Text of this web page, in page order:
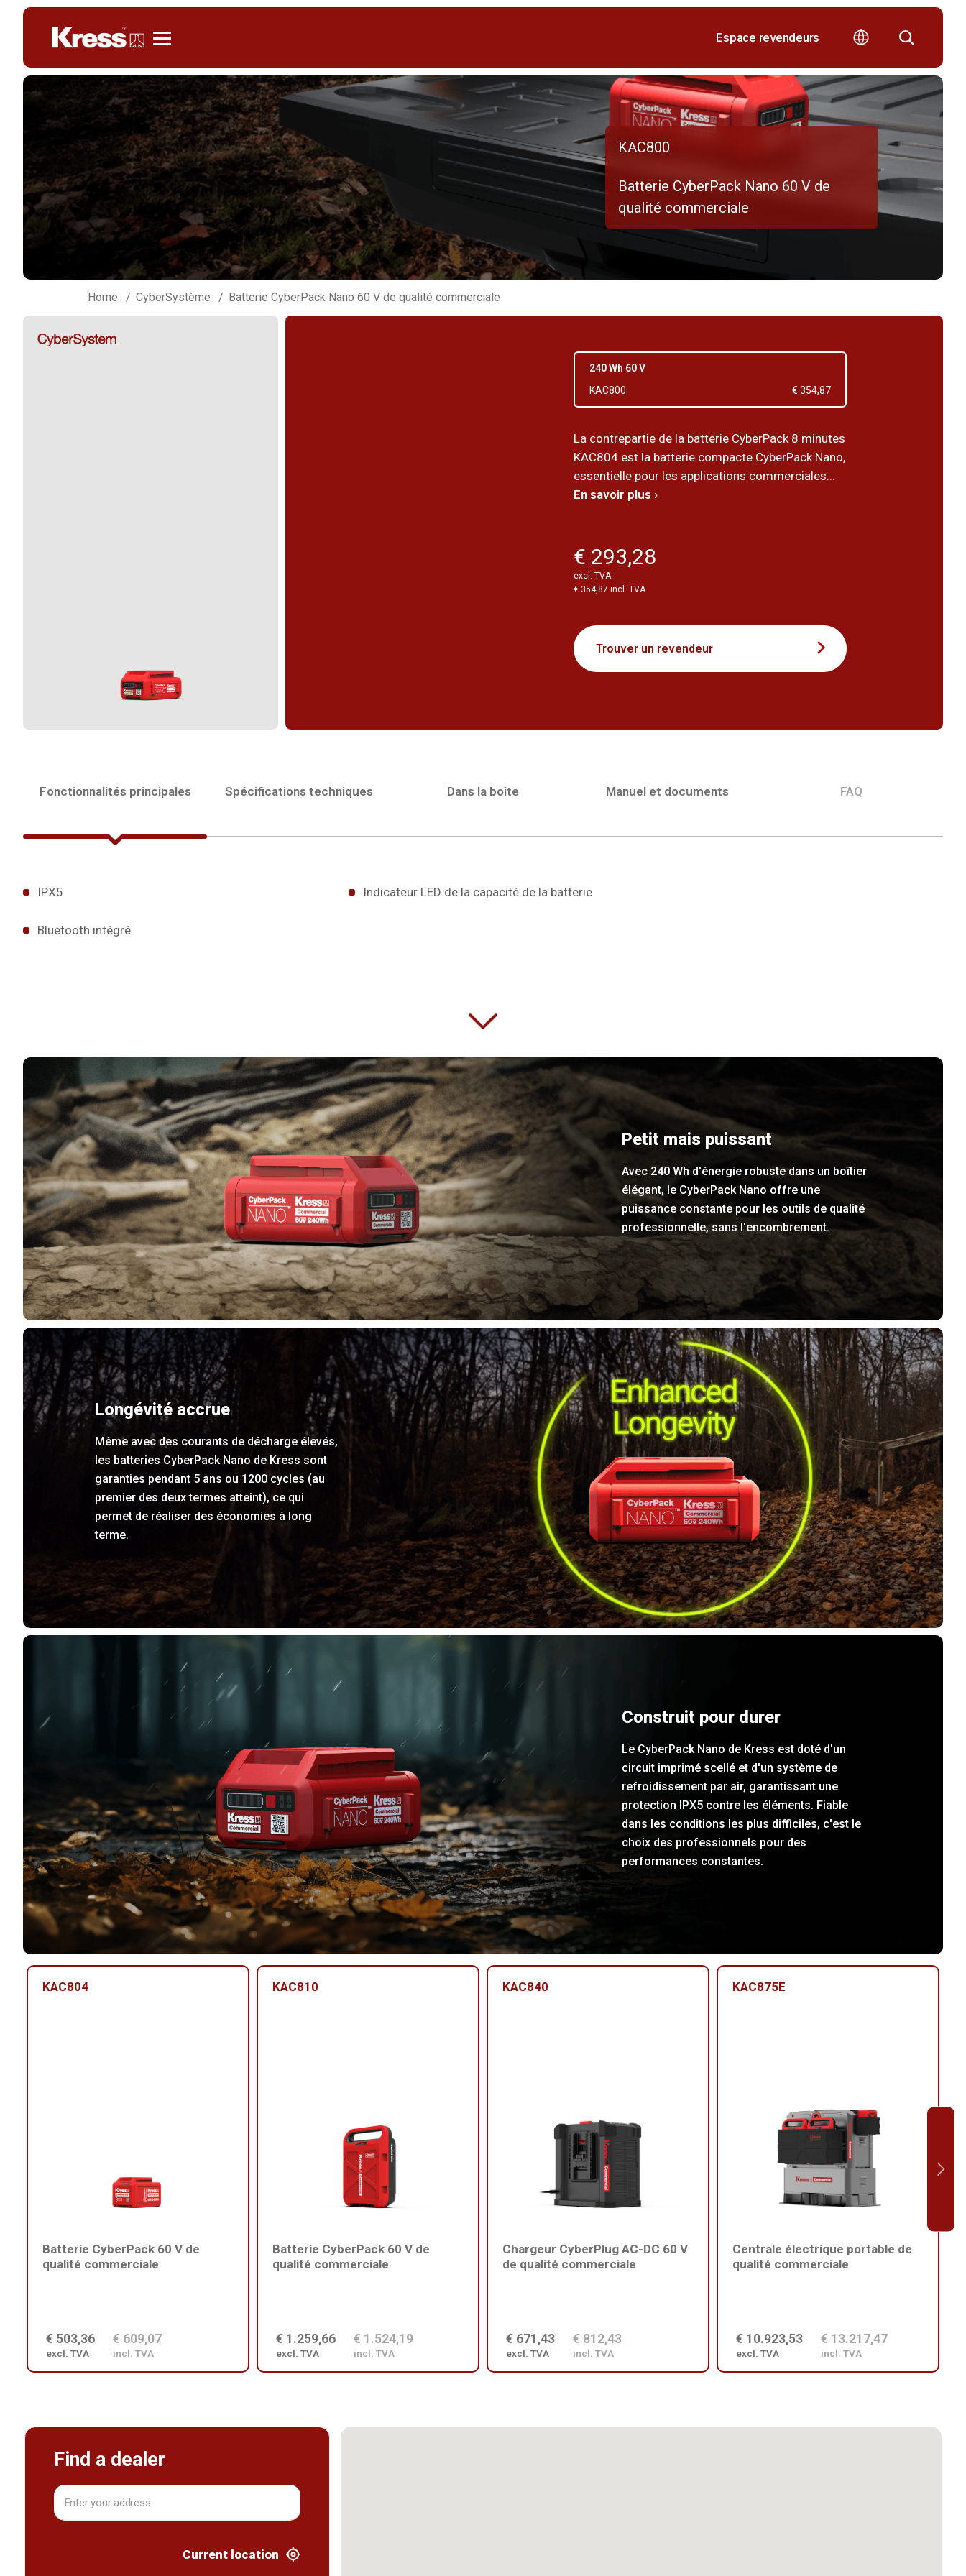
Espace revendeurs
KAC800
Batterie CyberPack Nano 60 V de
qualité commerciale
Home CyberSystème Batterie CyberPack Nano 60 V de qualité commerciale
240 Wh 60 V
KAC800
€ 354,87
La contrepartie de la batterie CyberPack 8 minutes
KAC804 est la batterie compacte CyberPack Nano,
essentielle pour les applications commerciales...
En savoir plus ›
€ 293,28
excl. TVA
€ 354,87 incl. TVA
Trouver un revendeur
Fonctionnalités principales Spécifications techniques Dans la boîte Manuel et documents FAQ
IPX5
Bluetooth intégré
Indicateur LED de la capacité de la batterie
Petit mais puissant
Avec 240 Wh d'énergie robuste dans un boîtier
élégant, le CyberPack Nano offre une
puissance constante pour les outils de qualité
professionnelle, sans l'encombrement.
Longévité accrue
Même avec des courants de décharge élevés,
les batteries CyberPack Nano de Kress sont
garanties pendant 5 ans ou 1200 cycles (au
premier des deux termes atteint), ce qui
permet de réaliser des économies à long
terme.
Construit pour durer
Le CyberPack Nano de Kress est doté d'un
circuit imprimé scellé et d'un système de
refroidissement par air, garantissant une
protection IPX5 contre les éléments. Fiable
dans les conditions les plus difficiles, c'est le
choix des professionnels pour des
performances constantes.
KAC804
Batterie CyberPack 60 V de
qualité commerciale
€ 503,36
excl. TVA
€ 609,07
incl. TVA
KAC810
Batterie CyberPack 60 V de
qualité commerciale
€ 1.259,66
excl. TVA
€ 1.524,19
incl. TVA
KAC840
Chargeur CyberPlug AC-DC 60 V
de qualité commerciale
€ 671,43
excl. TVA
€ 812,43
incl. TVA
KAC875E
Centrale électrique portable de
qualité commerciale
€ 10.923,53
excl. TVA
€ 13.217,47
incl. TVA
Find a dealer
Current location